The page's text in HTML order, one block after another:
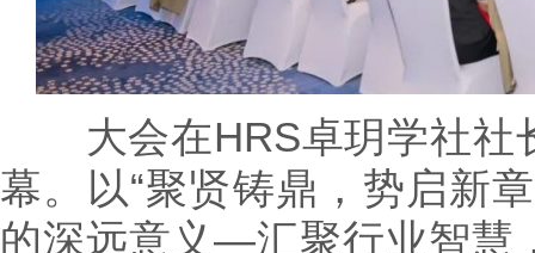
大会在HRS卓玥学社社
幕。以“聚贤铸鼎，势启新
的深远意义—汇聚行业智慧